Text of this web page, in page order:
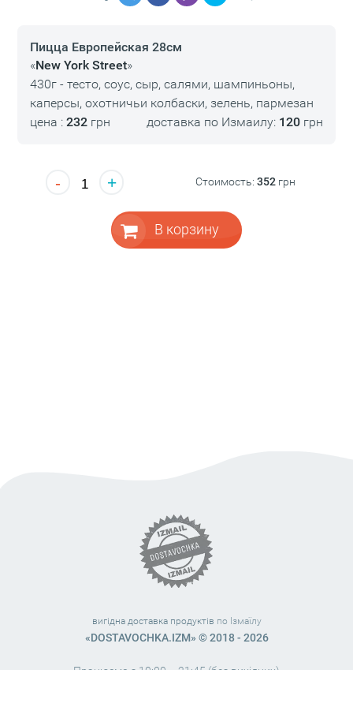
Пицца Европейская 28см
«New York Street»
430г - тесто, соус, сыр, салями, шампиньоны,
каперсы, охотничьи колбаски, зелень, пармезан
цена : 232грн доставка по Измаилу: 120 грн
- + Стоимость:352 грн
В корзину
вигідна доставка продуктів по Ізмаїлу
«DOSTAVOCHKA.IZM» © 2018 - 2026
Працюємо з 10:00 – 21:45 (без вихідних)